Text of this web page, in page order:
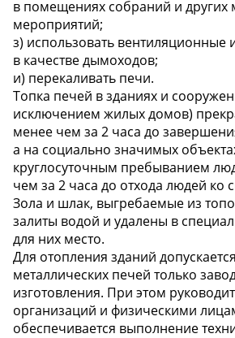
в помещениях собраний и других
мероприятий;
з) использовать вентиляционные
в качестве дымоходов;
и) перекаливать печи.
Топка печей в зданиях и
исключением жилых домов)
менее чем за 2 часа до
а на социально значимых
круглосуточным пребыванием
чем за 2 часа до отхода людей ко
Зола и шлак, выгребаемые из
залиты водой и удалены в
для них место.
Для отопления зданий
металлических печей только
изготовления. При этом
организаций и физическими
обеспечивается выполнение